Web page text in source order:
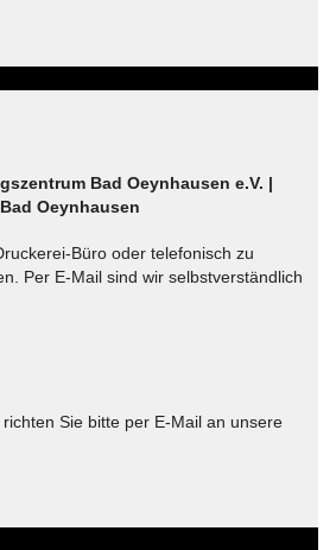
Bad Oeynhausen e.V. |
Oeynhausen
Büro oder telefonisch zu
Per E-Mail sind wir selbstverständlich
Sie bitte per E-Mail an unsere